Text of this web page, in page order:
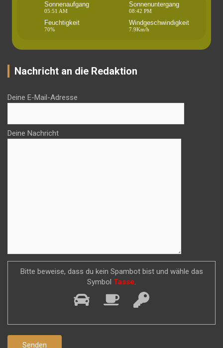
Sonnenaufgang
05:51 AM
Sonnenuntergang
08:42 PM
Feuchtigkeit
70%
Windgeschwindigkeit
7.9Km/h
Nachricht an die Redaktion
Deine E-Mail-Adresse
Deine Nachricht
Bitte beweise, dass du kein Spambot bist und wähle das
Symbol Tasse.